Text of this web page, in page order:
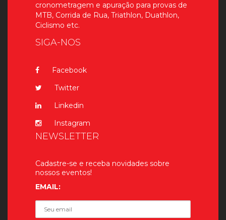
cronometragem e apuração para provas de
MTB, Corrida de Rua, Triathlon, Duathlon,
Ciclismo etc.
SIGA-NOS
Facebook
Twitter
Linkedin
Instagram
NEWSLETTER
Cadastre-se e receba novidades sobre
nossos eventos!
EMAIL: